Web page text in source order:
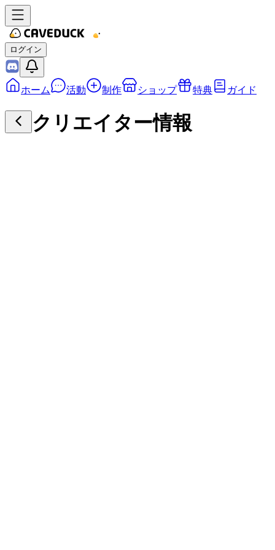
ログイン
ホーム 活動 制作 ショップ 特典 ガイド
クリエイター情報